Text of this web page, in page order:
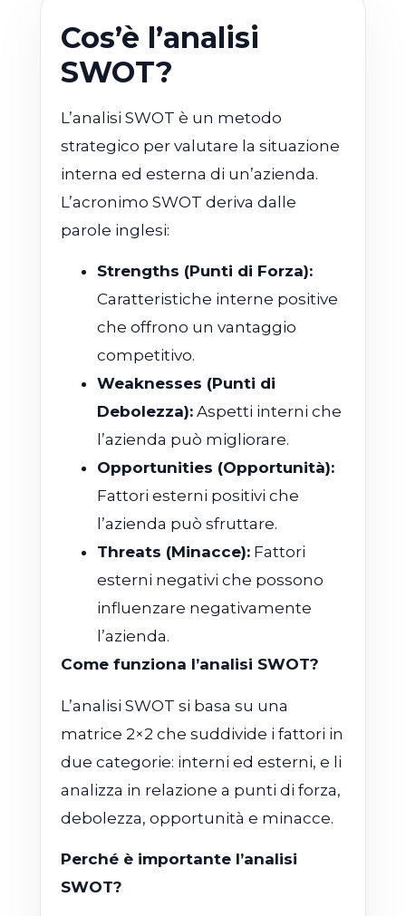
Cos’è l’analisi
SWOT?
L’analisi SWOT è un metodo
strategico per valutare la situazione
interna ed esterna di un’azienda.
L’acronimo SWOT deriva dalle
parole inglesi:
Strengths (Punti di Forza):
Caratteristiche interne positive
che offrono un vantaggio
competitivo.
Weaknesses (Punti di
Debolezza): Aspetti interni che
l’azienda può migliorare.
Opportunities (Opportunità):
Fattori esterni positivi che
l’azienda può sfruttare.
Threats (Minacce): Fattori
esterni negativi che possono
influenzare negativamente
l’azienda.
Come funziona l’analisi SWOT?
L’analisi SWOT si basa su una
matrice 2×2 che suddivide i fattori in
due categorie: interni ed esterni, e li
analizza in relazione a punti di forza,
debolezza, opportunità e minacce.
Perché è importante l’analisi
SWOT?